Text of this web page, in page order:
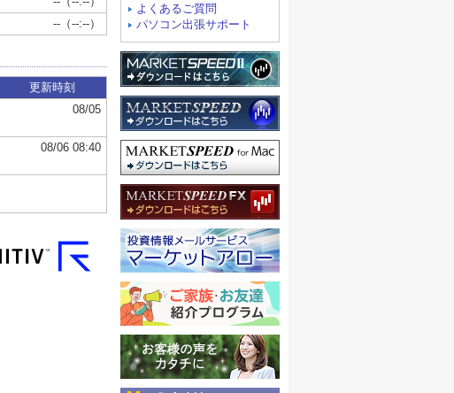
よくあるご質問
パソコン出張サポート